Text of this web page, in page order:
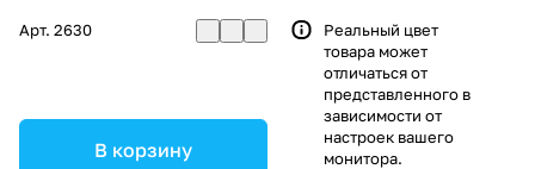
Арт. 2630
В корзину
Реальный цвет
товара может
отличаться от
представленного в
зависимости от
настроек вашего
монитора.